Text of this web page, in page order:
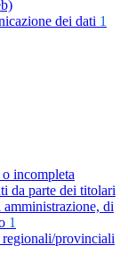
dei dati 1
incompleta
da parte dei titolari
di
1
provinciali